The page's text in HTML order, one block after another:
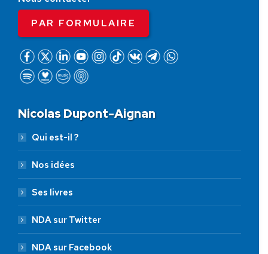
PAR FORMULAIRE
Nicolas Dupont-Aignan
Qui est-il ?
Nos idées
Ses livres
NDA sur Twitter
NDA sur Facebook